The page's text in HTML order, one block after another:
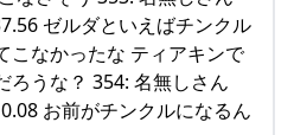
ゼルダといえばチンクル
こなかったな ティアキンで
ろうな？ 354: 名無しさん
お前がチンクルになるん